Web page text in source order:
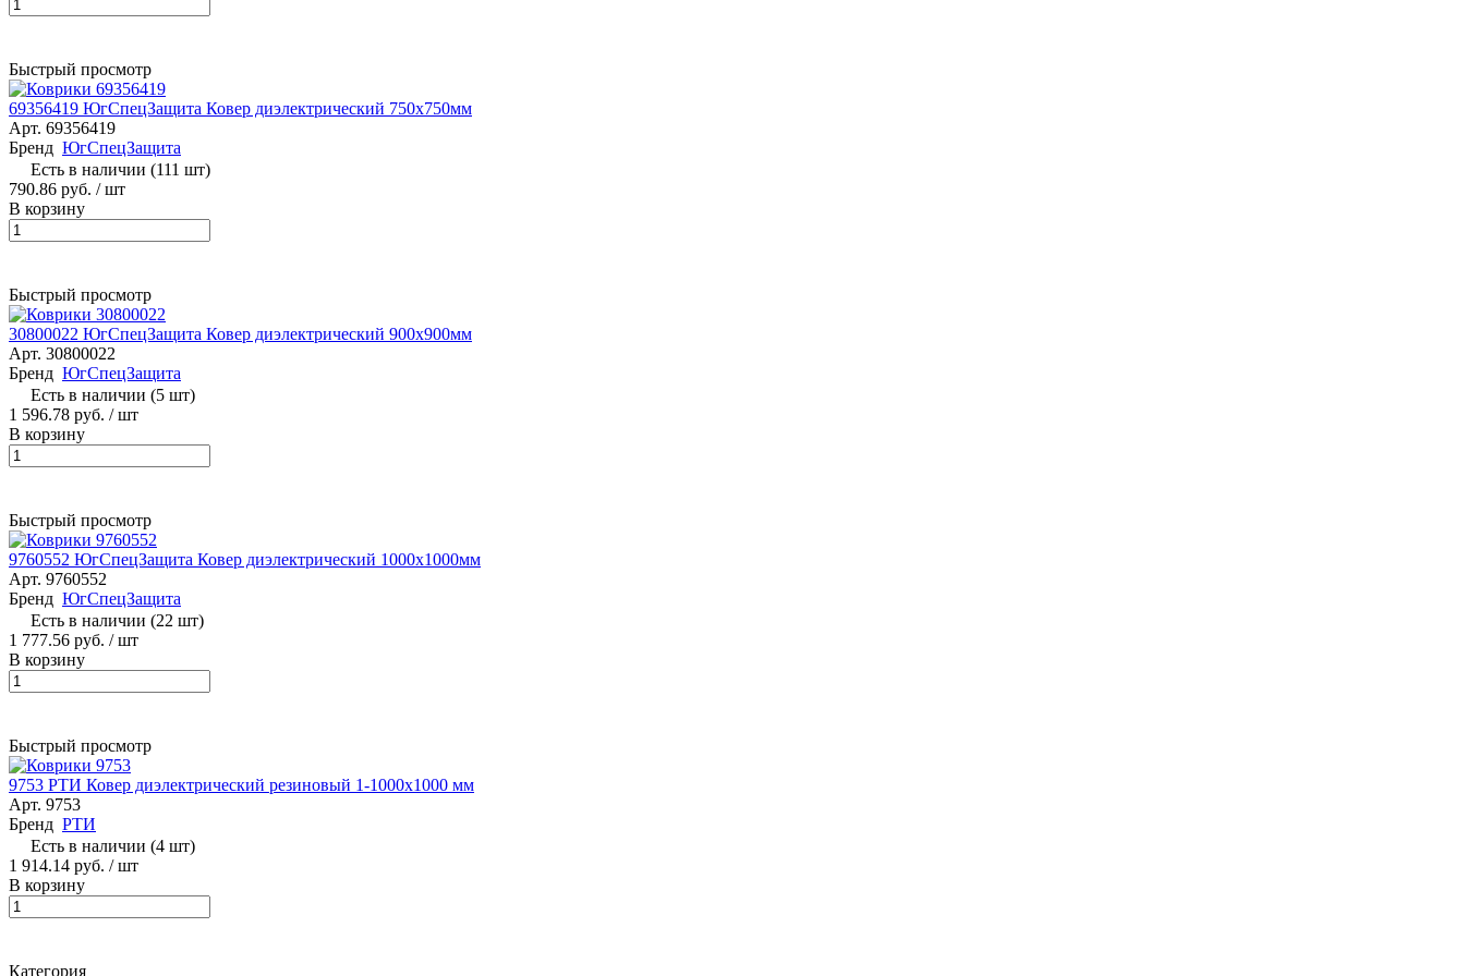
Быстрый просмотр
69356419 ЮгСпецЗащита Ковер диэлектрический 750х750мм
Арт. 69356419
Бренд ЮгСпецЗащита
Есть в наличии (111 шт)
790.86 руб. / шт
В корзину
Быстрый просмотр
30800022 ЮгСпецЗащита Ковер диэлектрический 900х900мм
Арт. 30800022
Бренд ЮгСпецЗащита
Есть в наличии (5 шт)
1 596.78 руб. / шт
В корзину
Быстрый просмотр
9760552 ЮгСпецЗащита Ковер диэлектрический 1000х1000мм
Арт. 9760552
Бренд ЮгСпецЗащита
Есть в наличии (22 шт)
1 777.56 руб. / шт
В корзину
Быстрый просмотр
9753 РТИ Ковер диэлектрический резиновый 1-1000х1000 мм
Арт. 9753
Бренд РТИ
Есть в наличии (4 шт)
1 914.14 руб. / шт
В корзину
Категория